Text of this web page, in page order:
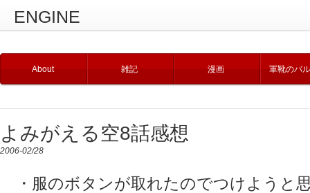
ENGINE
About 雑記 漫画 軍靴のバ
よみがえる空8話感想
2006-02/28
・服のボタンが取れたのでつけようと